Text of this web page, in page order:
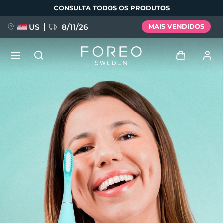
principal
CONSULTA TODOS OS PRODUTOS
US 8/11/26 MAIS VENDIDOS
Perfil de usuário
Meus aparelhos
Meus pedidos
Meus endereços
As minhas subscrições
NOVIDADE
FAQ™ Pure Beauty-Tech Elixir
BREAKING NEWS
issa™ Teeth Whitening Set
Deutsch
Español
Français
Italiano
Português
Svenska
Русский
简体中文 繁體中文